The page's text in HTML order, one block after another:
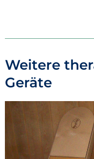
Weitere
Geräte